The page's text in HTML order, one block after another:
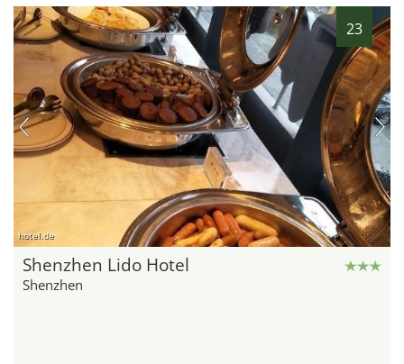
23
hotel.de
Shenzhen Lido Hotel
Shenzhen